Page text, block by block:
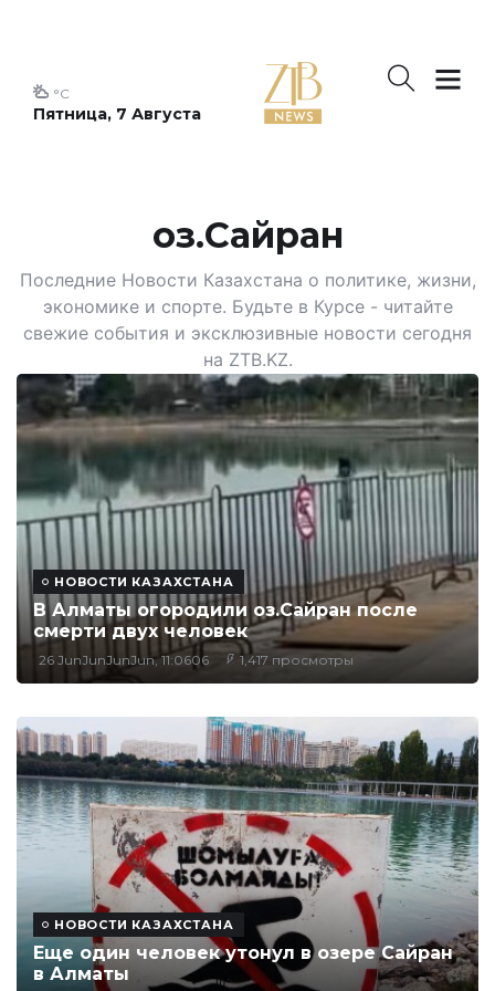
Пятница, 7 Августа
°C
оз.Сайран
Последние Новости Казахстана о политике, жизни,
экономике и спорте. Будьте в Курсе - читайте
свежие события и эксклюзивные новости сегодня
на ZTB.KZ.
НОВОСТИ КАЗАХСТАНА
В Алматы огородили оз.Сайран после
смерти двух человек
26 JunJunJunJun, 11:0606 1,417 просмотры
НОВОСТИ КАЗАХСТАНА
Еще один человек утонул в озере Сайран
в Алматы